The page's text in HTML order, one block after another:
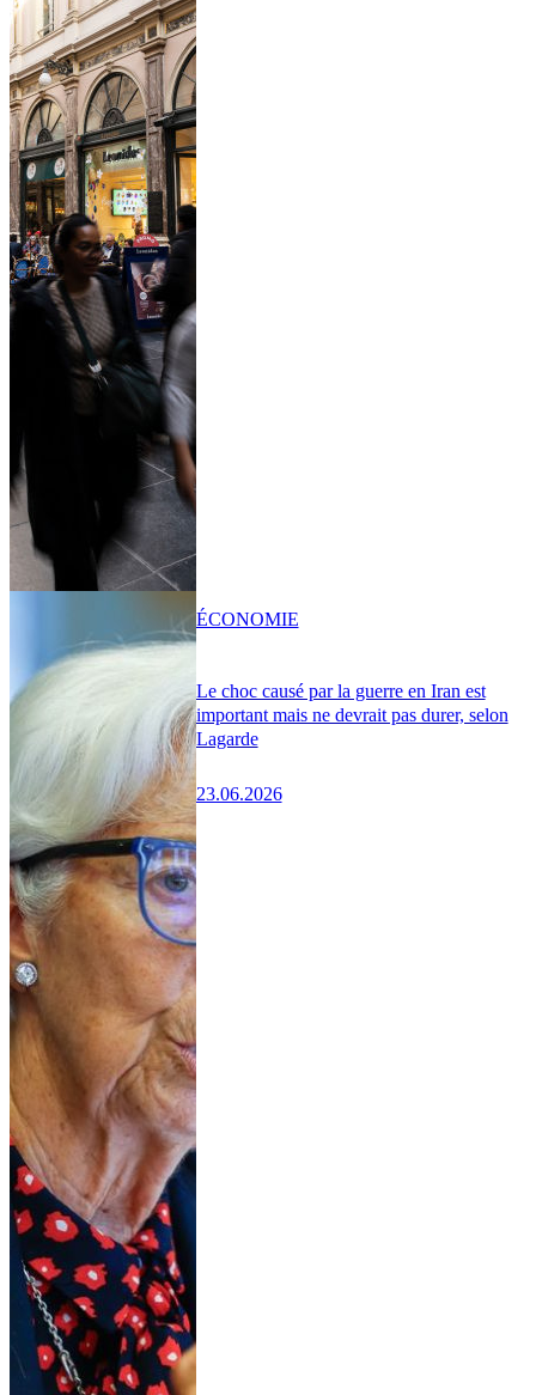
Le choc causé par la guerre en Iran est
important mais ne devrait pas durer, selon
Lagarde
23.06.2026
ÉCONOMIE